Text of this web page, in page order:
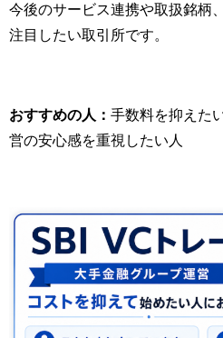
今後のサービス連携や取扱銘柄
注目したい取引所です。
おすすめの人： 手数料を抑えた
営の安心感を重視したい人